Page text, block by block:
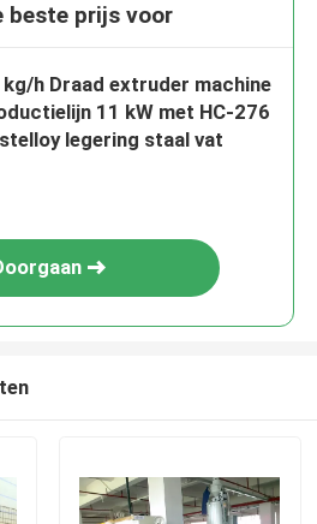
beste prijs voor
kg/h Draad extruder machine
11 kW met HC-276
legering staal vat